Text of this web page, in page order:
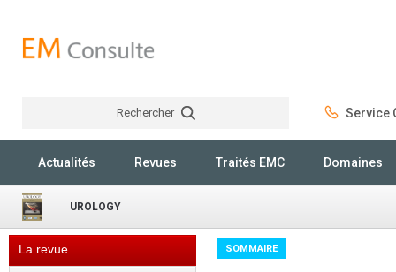
Rechercher Service
Actualités Revues Traités EMC Domaines
UROLOGY
La revue SOMMAIRE